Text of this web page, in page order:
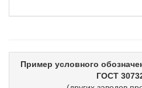
Пример условного
ГОСТ